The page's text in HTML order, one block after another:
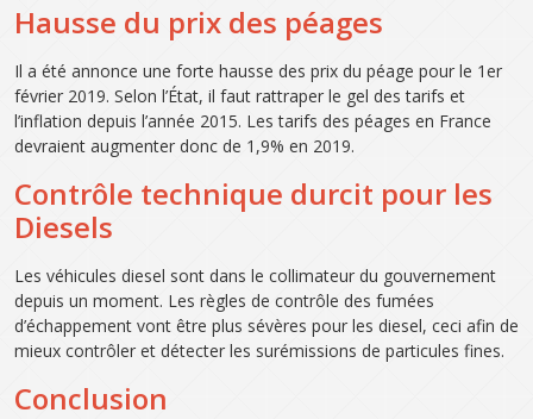
Hausse du prix des péages
Il a été annonce une forte hausse des prix du péage pour le 1er
février 2019. Selon l’État, il faut rattraper le gel des tarifs et
l’inflation depuis l’année 2015. Les tarifs des péages en France
devraient augmenter donc de 1,9% en 2019.
Contrôle technique durcit pour les
Diesels
Les véhicules diesel sont dans le collimateur du gouvernement
depuis un moment. Les règles de contrôle des fumées
d’échappement vont être plus sévères pour les diesel, ceci afin de
mieux contrôler et détecter les surémissions de particules fines.
Conclusion